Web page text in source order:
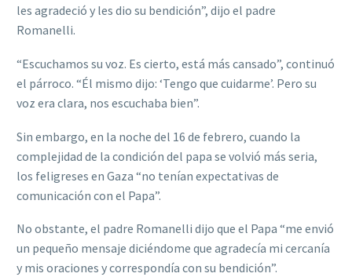
les agradeció y les dio su bendición”, dijo el padre
Romanelli.
“Escuchamos su voz. Es cierto, está más cansado”, continuó
el párroco. “Él mismo dijo: ‘Tengo que cuidarme’. Pero su
voz era clara, nos escuchaba bien”.
Sin embargo, en la noche del 16 de febrero, cuando la
complejidad de la condición del papa se volvió más seria,
los feligreses en Gaza “no tenían expectativas de
comunicación con el Papa”.
No obstante, el padre Romanelli dijo que el Papa “me envió
un pequeño mensaje diciéndome que agradecía mi cercanía
y mis oraciones y correspondía con su bendición”.